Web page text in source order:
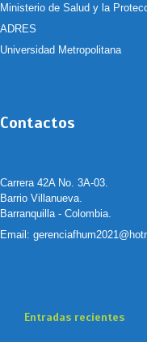
Ministerio de Salud y la
ADRES
Universidad Metropolitana
Contactos
Carrera 42A No. 3A-03.
Barrio Villanueva.
Barranquilla - Colombia.
Email:
Entradas recientes